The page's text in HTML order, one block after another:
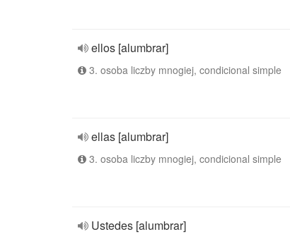
ellos [alumbrar]
3. osoba liczby mnogiej, condicional simple
ellas [alumbrar]
3. osoba liczby mnogiej, condicional simple
Ustedes [alumbrar]